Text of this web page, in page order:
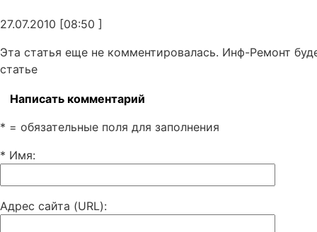
27.07.2010 [08:50 ]
Эта статья еще не комментировалась. Инф-Ремонт
статье
Написать комментарий
* = обязательные поля для заполнения
* Имя:
Адрес сайта (URL):